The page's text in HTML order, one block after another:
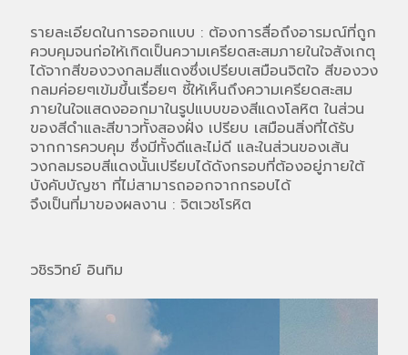
รายละเอียดในการออกแบบ : ต้องการสื่อถึงอารมณ์ที่ถูก
ควบคุมจนก่อให้เกิดเป็นความเครียดสะสมภายในใจสังเกตุ
ได้จากสีของวงกลมสีแดงซึ่งเปรียบเสมือนจิตใจ สีของวง
กลมค่อยๆเข้มขึ้นเรื่อยๆ ชี้ให้เห็นถึงความเครียดสะสม
ภายในใจแสดงออกมาในรูปแบบของสีแดงโลหิต ในส่วน
ของสีดำและสีขาวทั้งสองฝั่ง เปรียบ เสมือนสิ่งที่ได้รับ
จากการควบคุม ซึ่งมีทั้งดีและไม่ดี และในส่วนของเส้น
วงกลมรอบสีแดงนั้นเปรียบได้ดังกรอบที่ต้องอยู่ภายใต้
บังคับบัญชา ที่ไม่สามารถออกจากกรอบได้
จึงเป็นที่มาของผลงาน : จิตเวชโรหิต
วชิรวิทย์ อินทิม